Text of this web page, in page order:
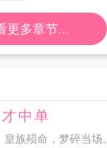
更多章节...
中单
皇族殒命，梦碎当场